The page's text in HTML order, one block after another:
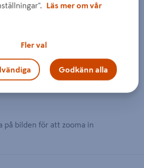
på bilden för att zooma in
Läs mer om vår
Fler val
Godkänn alla